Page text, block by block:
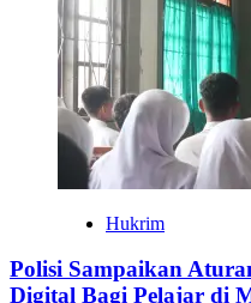
Hukrim
Polisi Sampaikan
Digital Bagi Pelajar di